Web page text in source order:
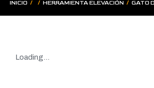
INICIO / / HERRAMIENTA ELEVACIÓN / GATO
Loading...